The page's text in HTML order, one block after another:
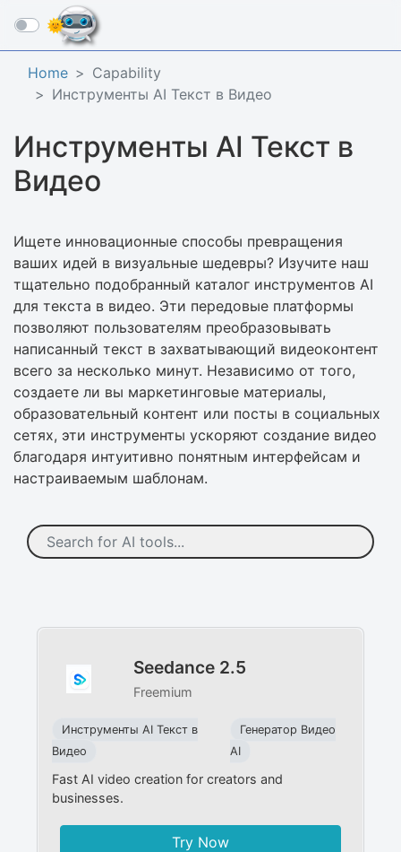
☰
Home
Capability
Инструменты AI Текст в Видео
Инструменты AI Текст в
Видео
Ищете инновационные способы превращения
ваших идей в визуальные шедевры? Изучите наш
тщательно подобранный каталог инструментов AI
для текста в видео. Эти передовые платформы
позволяют пользователям преобразовывать
написанный текст в захватывающий видеоконтент
всего за несколько минут. Независимо от того,
создаете ли вы маркетинговые материалы,
образовательный контент или посты в социальных
сетях, эти инструменты ускоряют создание видео
благодаря интуитивно понятным интерфейсам и
настраиваемым шаблонам.
Seedance 2.5
Freemium
Инструменты AI Текст в
Видео
Генератор Видео
AI
Fast AI video creation for creators and
businesses.
Try Now